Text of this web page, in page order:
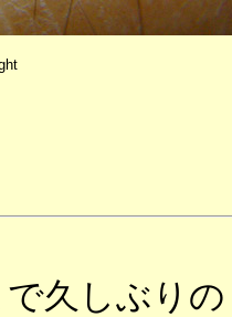
久しぶりの